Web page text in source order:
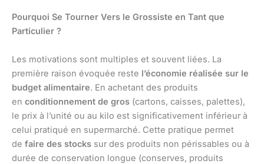
Pourquoi Se Tourner Vers le Grossiste en Tant que
Particulier ?
Les motivations sont multiples et souvent liées. La
première raison évoquée reste l’économie réalisée sur le
budget alimentaire. En achetant des produits
en conditionnement de gros (cartons, caisses, palettes),
le prix à l’unité ou au kilo est significativement inférieur à
celui pratiqué en supermarché. Cette pratique permet
de faire des stocks sur des produits non périssables ou à
durée de conservation longue (conserves, produits